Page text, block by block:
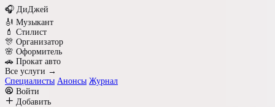
🎧 ДиДжей
🎻 Музыкант
💄 Стилист
🎊 Организатор
🌸 Оформитель
🚗 Прокат авто
Все услуги →
Специалисты Анонсы Журнал
Войти
Добавить